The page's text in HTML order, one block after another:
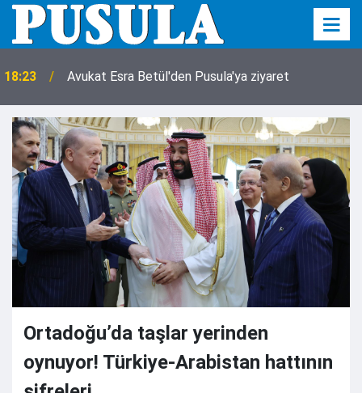
18:23 Avukat Esra Betül'den Pusula'ya ziyaret
Ortadoğu’da taşlar yerinden
oynuyor! Türkiye-Arabistan hattının